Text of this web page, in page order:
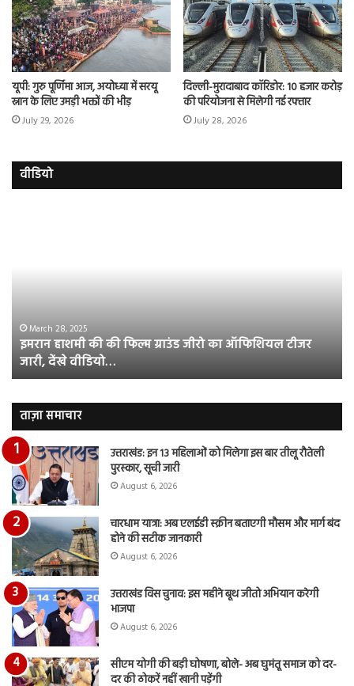
यूपी: गुरु पूर्णिमा आज, अयोध्या में सरयू
स्नान के लिए उमड़ी भक्तों की भीड़
July 29, 2026
दिल्ली-मुरादाबाद कॉरिडोर: 10 हजार करोड़
की परियोजना से मिलेगी नई रफ्तार
July 28, 2026
वीडियो
का
ऑफिशियल
टीजर
जारी,
वीडियो…
March 28, 2025
इमरान हाशमी की की फिल्म ग्राउंड जीरो का ऑफिशियल टीजर
जारी, देंखे वीडियो…
ताज़ा समाचार
उत्तराखंड: इन 13 महिलाओं को मिलेगा इस बार तीलू रौतेली
पुरस्कार, सूची जारी
August 6, 2026
चारधाम यात्रा: अब एलईडी स्क्रीन बताएगी मौसम और मार्ग बंद
होने की सटीक जानकारी
August 6, 2026
उत्तराखंड विस चुनाव: इस महीने बूथ जीतो अभियान करेगी
भाजपा
August 6, 2026
सीएम योगी की बड़ी घोषणा, बोले- अब घुमंतू समाज को दर-
दर की ठोकरें नहीं खानी पड़ेंगी